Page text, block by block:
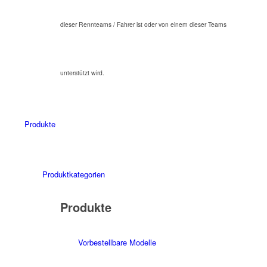
dieser Rennteams / Fahrer ist oder von einem dieser Teams
unterstützt wird.
Produkte
Produktkategorien
Produkte
Vorbestellbare Modelle